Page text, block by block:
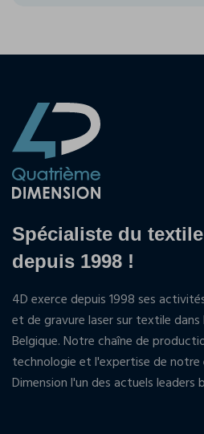
Spécialiste du
depuis 1998 !
4D exerce depuis 1998 ses
et de gravure laser sur textile dans
Belgique. Notre chaîne de
technologie et l'expertise de
Dimension l'un des actuels leaders